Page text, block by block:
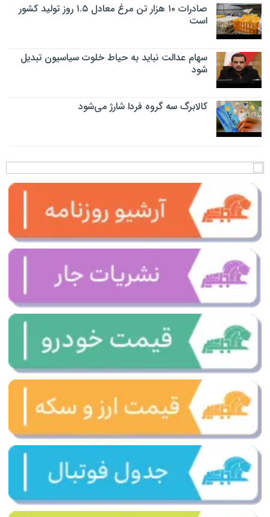
صادرات ۱۰ هزار تن مرغ معادل ۱.۵ روز تولید کشور
است
سهام عدالت نباید به حیاط خلوت سیاسیون تبدیل
شود
کالابرگ سه گروه فردا شارژ می‌شود